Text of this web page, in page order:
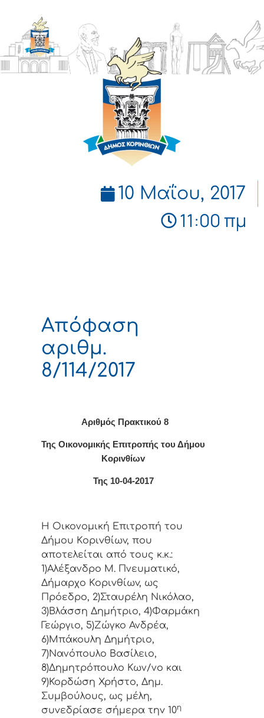
ΔΗΜΟΣ
ΚΟΡΙΝΘΙΩΝ
10 Μαΐου, 2017
11:00 πμ
Απόφαση
αριθμ.
8/114/2017
Αριθμός Πρακτικού 8
Της Οικονομικής Επιτρoπής τoυ Δήμoυ
Κoριvθίωv
Της 10-04-2017
Η Οικονομική Επιτρoπή τoυ
Δήμoυ Κoριvθίωv, πoυ
απoτελείται από τoυς κ.κ.:
1)Αλέξανδρο Μ. Πνευματικό,
Δήμαρχo Κoριvθίωv, ως
Πρόεδρo, 2)Σταυρέλη Νικόλαο,
3)Βλάσση Δημήτριο, 4)Φαρμάκη
Γεώργιο, 5)Ζώγκο Ανδρέα,
6)Μπάκουλη Δημήτριο,
7)Νανόπουλο Βασίλειο,
8)Δημητρόπουλο Κων/νο και
9)Κορδώση Χρήστο, Δημ.
Συμβoύλoυς, ως μέλη,
συvεδρίασε σήμερα τηv 10η